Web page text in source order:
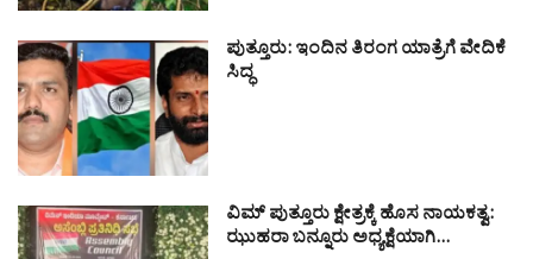
ಪುತ್ತೂರು: ಇಂದಿನ ತಿರಂಗ ಯಾತ್ರೆಗೆ ವೇದಿಕೆ
ಸಿದ್ಧ
ವಿಮ್ ಪುತ್ತೂರು ಕ್ಷೇತ್ರಕ್ಕೆ ಹೊಸ ನಾಯಕತ್ವ:
ಝುಹರಾ ಬನ್ನೂರು ಅಧ್ಯಕ್ಷೆಯಾಗಿ…